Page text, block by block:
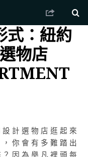
式：紐約
物店
計選物店逛起來
你會有多難踏出
因為舉凡裡頭每